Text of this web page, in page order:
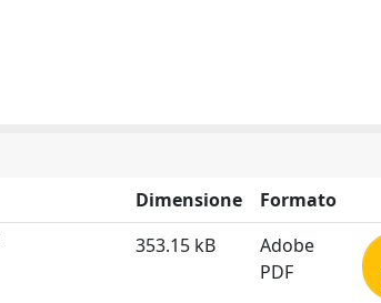
Dimensione
Formato
353.15 kB
Adobe
PDF